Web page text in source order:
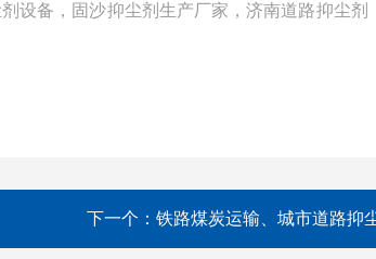
设备，固沙抑尘剂生产厂家，济南道路抑尘剂
下一个： 铁路煤炭运输、城市道路抑